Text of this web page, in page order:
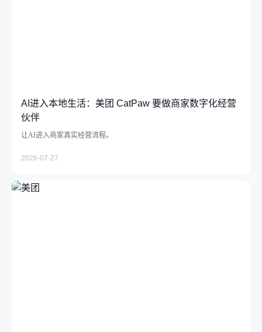
AI进入本地生活：美团 CatPaw 要做商家数字化经营
伙伴
让AI进入商家真实经营流程。
2026-07-27